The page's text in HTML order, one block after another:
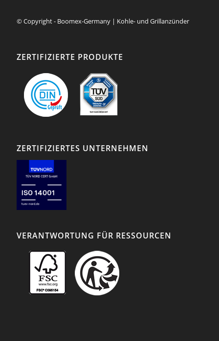
© Copyright - Boomex-Germany | Kohle- und Grillanzünder
ZERTIFIZIERTE PRODUKTE
ZERTIFIZIERTES UNTERNEHMEN
VERANTWORTUNG FÜR RESSOURCEN
Achten Sie auf unsere
FSC®-zertifizierten
Produkte.